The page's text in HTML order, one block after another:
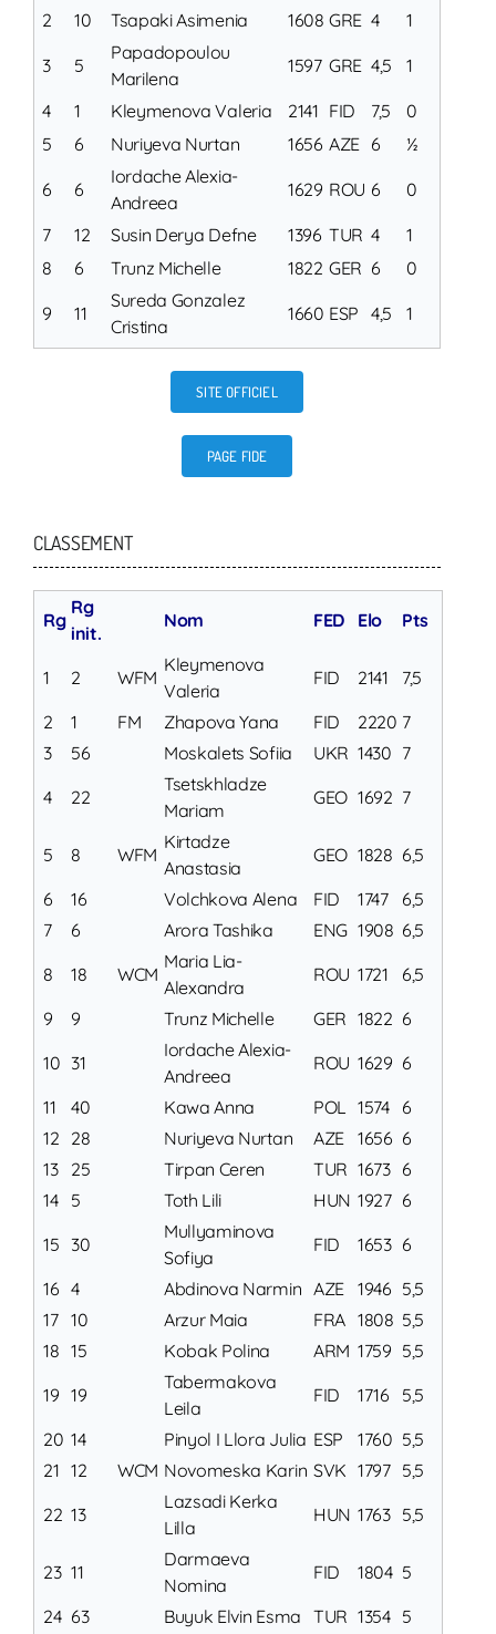
2
10 Tsapaki Asimenia 1608 GRE 4 1
3 5
Papadopoulou
Marilena
1597 GRE 4,5 1
4 1 Kleymenova Valeria 2141 FID 7,5
0
5
6 Nuriyeva Nurtan 1656 AZE 6 ½
6 6
Iordache Alexia-
Andreea
1629 ROU 6 0
7 12 Susin Derya Defne 1396 TUR 4
1
8
6 Trunz Michelle 1822 GER 6 0
9 11
Sureda Gonzalez
Cristina
1660 ESP 4,5 1
SITE OFFICIEL
PAGE FIDE
CLASSEMENT
Rg
Rg
init.
Nom FED Elo Pts
1 2 WFM
Kleymenova
Valeria
FID 2141
7,5
2
1 FM Zhapova Yana FID 2220 7
3
56 Moskalets Sofiia UKR 1430 7
4
22
Tsetskhladze
Mariam
GEO 1692 7
5 8 WFM
Kirtadze
Anastasia
GEO 1828 6,5
6
16 Volchkova Alena FID 1747
6,5
7
6 Arora Tashika ENG 1908 6,5
8
18 WCM
Maria Lia-
Alexandra
ROU 1721
6,5
9
9 Trunz Michelle GER 1822 6
10 31
Iordache Alexia-
Andreea
ROU 1629 6
11
40 Kawa Anna POL 1574
6
12 28 Nuriyeva Nurtan AZE 1656 6
13
25 Tirpan Ceren TUR 1673 6
14
5 Toth Lili HUN 1927 6
15 30
Mullyaminova
Sofiya
FID 1653 6
16 4 Abdinova Narmin AZE 1946 5,5
17 10 Arzur Maia FRA 1808 5,5
18 15 Kobak Polina ARM 1759 5,5
19 19
Tabermakova
Leila
FID 1716
5,5
20 14 Pinyol I Llora Julia ESP 1760 5,5
21 12 WCM Novomeska Karin SVK 1797 5,5
22 13
Lazsadi Kerka
Lilla
HUN 1763 5,5
23 11
Darmaeva
Nomina
FID 1804 5
24 63 Buyuk Elvin Esma TUR 1354 5